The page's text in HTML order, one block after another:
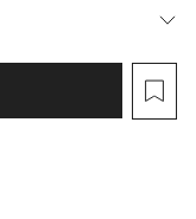
SM
92